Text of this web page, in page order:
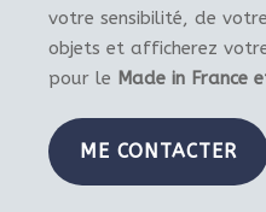
votre sensibilité, de
objets et afficherez
pour le Made in France
ME CONTACTER